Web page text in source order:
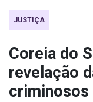
JUSTIÇA
Coreia do
revelação
criminosos